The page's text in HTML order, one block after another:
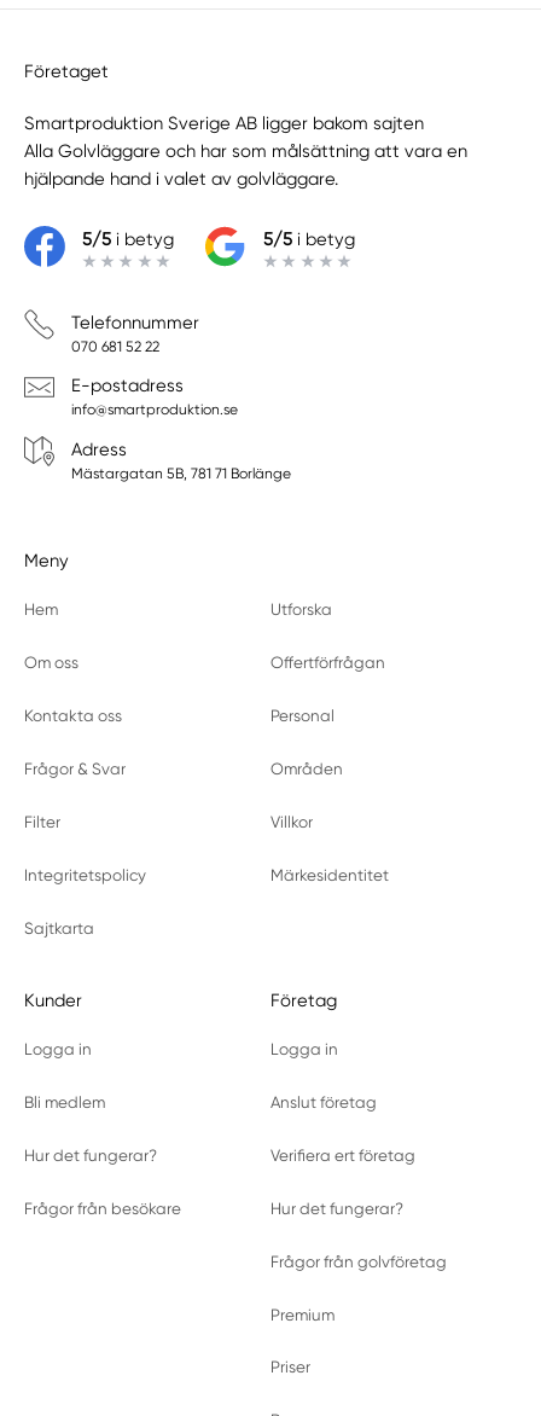
Företaget
Smartproduktion Sverige AB ligger bakom sajten
Alla Golvläggare och har som målsättning att vara en
hjälpande hand i valet av golvläggare.
5/5i betyg 5/5i betyg
Telefonnummer
070 681 52 22
E-postadress
info@smartproduktion.se
Adress
Mästargatan 5B, 781 71 Borlänge
Meny
Hem Utforska
Om oss Offertförfrågan
Kontakta oss Personal
Frågor & Svar Områden
Filter Villkor
Integritetspolicy Märkesidentitet
Sajtkarta
Kunder
Logga in
Bli medlem
Hur det fungerar?
Frågor från besökare
Företag
Logga in
Anslut företag
Verifiera ert företag
Hur det fungerar?
Frågor från golvföretag
Premium
Priser